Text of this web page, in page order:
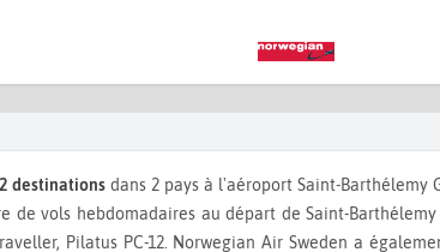
2 destinations dans 2 pays à l'aéroport Saint-Barthélemy
de vols hebdomadaires au départ de Saint-
Pilatus PC-12. Norwegian Air Sweden a